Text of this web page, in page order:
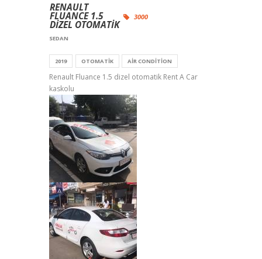
RENAULT
FLUANCE 1.5
DIZEL OTOMATIK
SEDAN
3000
2019 OTOMATIK AIR CONDITION
Renault Fluance 1.5 dizel otomatik Rent A Car
kaskolu